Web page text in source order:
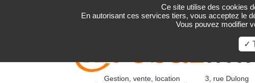
Gestion, vente, location
3, rue Dulong
Ce site utilise des cookies
En autorisant ces services tiers, vous acceptez le
Vous pouvez modifier
✓